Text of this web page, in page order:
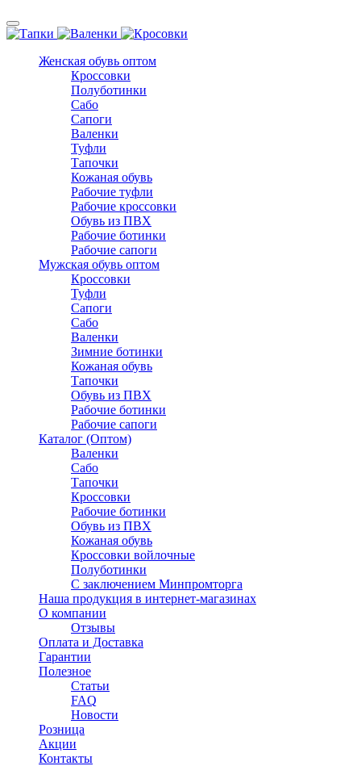
Женская обувь оптом
Кроссовки
Полуботинки
Сабо
Сапоги
Валенки
Туфли
Тапочки
Кожаная обувь
Рабочие туфли
Рабочие кроссовки
Обувь из ПВХ
Рабочие ботинки
Рабочие сапоги
Мужская обувь оптом
Кроссовки
Туфли
Сапоги
Сабо
Валенки
Зимние ботинки
Кожаная обувь
Тапочки
Обувь из ПВХ
Рабочие ботинки
Рабочие сапоги
Каталог (Оптом)
Валенки
Сабо
Тапочки
Кроссовки
Рабочие ботинки
Обувь из ПВХ
Кожаная обувь
Кроссовки войлочные
Полуботинки
C заключением Минпромторга
Наша продукция в интернет-магазинах
О компании
Отзывы
Оплата и Доставка
Гарантии
Полезное
Статьи
FAQ
Новости
Розница
Акции
Контакты